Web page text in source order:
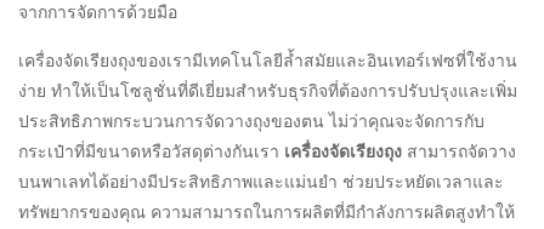
จากการจัดการด้วยมือ
เครื่องจัดเรียงถุงของเรามีเทคโนโลยีล้ำสมัยและอินเทอร์เฟซที่ใช้งาน
ง่าย ทำให้เป็นโซลูชั่นที่ดีเยี่ยมสำหรับธุรกิจที่ต้องการปรับปรุงและเพิ่ม
ประสิทธิภาพกระบวนการจัดวางถุงของตน ไม่ว่าคุณจะจัดการกับ
กระเป๋าที่มีขนาดหรือวัสดุต่างกันเรา เครื่องจัดเรียงถุง สามารถจัดวาง
บนพาเลทได้อย่างมีประสิทธิภาพและแม่นยำ ช่วยประหยัดเวลาและ
ทรัพยากรของคุณ ความสามารถในการผลิตที่มีกำลังการผลิตสูงทำให้